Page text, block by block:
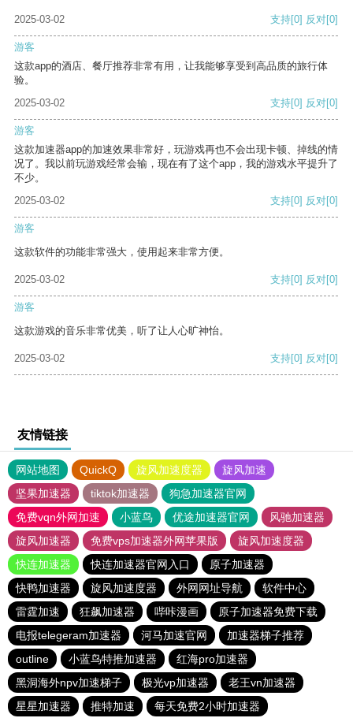
2025-03-02 支持[0] 反对[0]
游客
这款app的酒店、餐厅推荐非常有用，让我能够享受到高品质的旅行体
验。
2025-03-02
支持[0] 反对[0]
游客
这款加速器app的加速效果非常好，玩游戏再也不会出现卡顿、掉线的情
况了。我以前玩游戏经常会输，现在有了这个app，我的游戏水平提升了
不少。
2025-03-02
支持[0] 反对[0]
游客
这款软件的功能非常强大，使用起来非常方便。
2025-03-02 支持[0] 反对[0]
游客
这款游戏的音乐非常优美，听了让人心旷神怡。
2025-03-02 支持[0] 反对[0]
友情链接
网站地图 QuickQ 旋风加速度器
旋风加速
坚果加速器
tiktok加速器
狗急加速器官网
免费vqn外网加速
小蓝鸟 优途加速器官网
风驰加速器
旋风加速器
免费vps加速器外网苹果版
旋风加速度器
快连加速器
快连加速器官网入口
原子加速器
快鸭加速器
旋风加速度器 外网网址导航
软件中心
雷霆加速
狂飙加速器 哔咔漫画
原子加速器免费下载
电报telegeram加速器
河马加速官网
加速器梯子推荐
outline
小蓝鸟特推加速器
红海pro加速器
黑洞海外npv加速梯子
极光vp加速器
老王vn加速器
星星加速器
推特加速 每天免费2小时加速器